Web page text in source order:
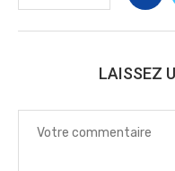
LAISSEZ